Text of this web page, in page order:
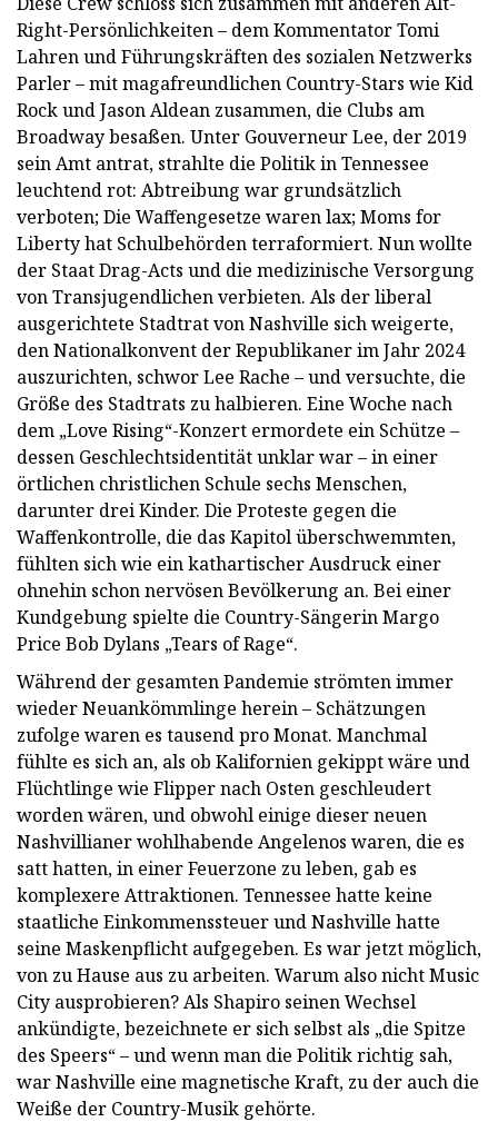
Right-Persönlichkeiten – dem Kommentator Tomi
Lahren und Führungskräften des sozialen Netzwerks
Parler – mit magafreundlichen Country-Stars wie Kid
Rock und Jason Aldean zusammen, die Clubs am
Broadway besaßen. Unter Gouverneur Lee, der 2019
sein Amt antrat, strahlte die Politik in Tennessee
leuchtend rot: Abtreibung war grundsätzlich
verboten; Die Waffengesetze waren lax; Moms for
Liberty hat Schulbehörden terraformiert. Nun wollte
der Staat Drag-Acts und die medizinische Versorgung
von Transjugendlichen verbieten. Als der liberal
ausgerichtete Stadtrat von Nashville sich weigerte,
den Nationalkonvent der Republikaner im Jahr 2024
auszurichten, schwor Lee Rache – und versuchte, die
Größe des Stadtrats zu halbieren. Eine Woche nach
dem „Love Rising“-Konzert ermordete ein Schütze –
dessen Geschlechtsidentität unklar war – in einer
örtlichen christlichen Schule sechs Menschen,
darunter drei Kinder. Die Proteste gegen die
Waffenkontrolle, die das Kapitol überschwemmten,
fühlten sich wie ein kathartischer Ausdruck einer
ohnehin schon nervösen Bevölkerung an. Bei einer
Kundgebung spielte die Country-Sängerin Margo
Price Bob Dylans „Tears of Rage“.
Während der gesamten Pandemie strömten immer
wieder Neuankömmlinge herein – Schätzungen
zufolge waren es tausend pro Monat. Manchmal
fühlte es sich an, als ob Kalifornien gekippt wäre und
Flüchtlinge wie Flipper nach Osten geschleudert
worden wären, und obwohl einige dieser neuen
Nashvillianer wohlhabende Angelenos waren, die es
satt hatten, in einer Feuerzone zu leben, gab es
komplexere Attraktionen. Tennessee hatte keine
staatliche Einkommenssteuer und Nashville hatte
seine Maskenpflicht aufgegeben. Es war jetzt möglich,
von zu Hause aus zu arbeiten. Warum also nicht Music
City ausprobieren? Als Shapiro seinen Wechsel
ankündigte, bezeichnete er sich selbst als „die Spitze
des Speers“ – und wenn man die Politik richtig sah,
war Nashville eine magnetische Kraft, zu der auch die
Weiße der Country-Musik gehörte.